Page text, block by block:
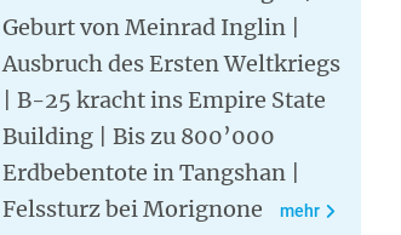
Geburt von Meinrad Inglin |
Ausbruch des Ersten Weltkriegs
| B-25 kracht ins Empire State
Building | Bis zu 800’000
Erdbebentote in Tangshan |
Felssturz bei Morignone
mehr